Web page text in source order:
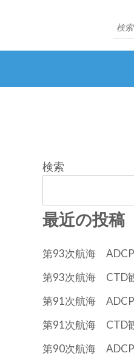
検
索:
検索
最近の投稿
第93次航海 ADCP
第93次航海 CTD
第91次航海 ADCP
第91次航海 CTD
第90次航海 ADCP